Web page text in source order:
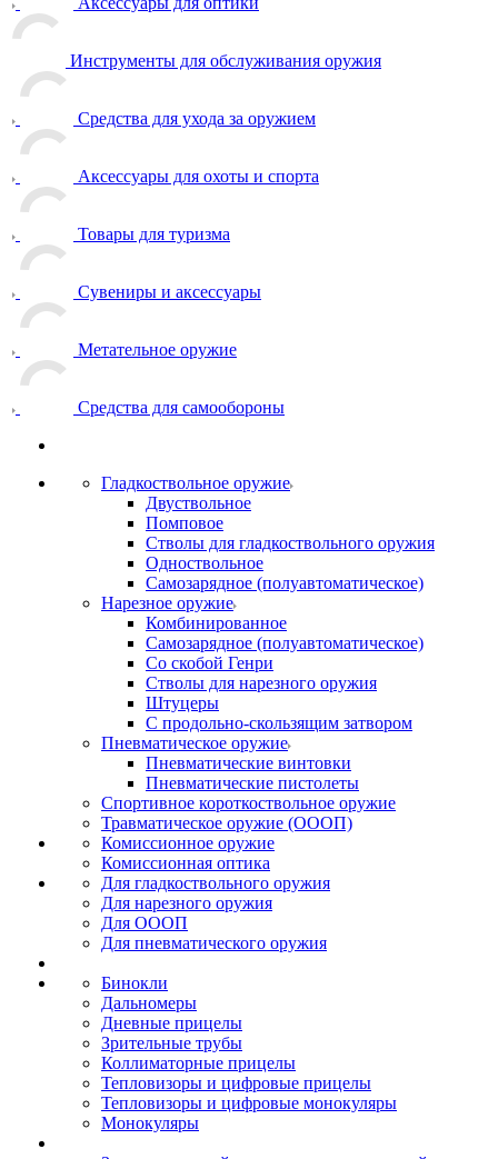
Инструменты для обслуживания оружия
Средства для ухода за оружием
Аксессуары для охоты и спорта
Товары для туризма
Сувениры и аксессуары
Метательное оружие
Средства для самообороны
Гладкоствольное оружие
Двуствольное
Помповое
Стволы для гладкоствольного оружия
Одноствольное
Самозарядное (полуавтоматическое)
Нарезное оружие
Комбинированное
Самозарядное (полуавтоматическое)
Со скобой Генри
Стволы для нарезного оружия
Штуцеры
С продольно-скользящим затвором
Пневматическое оружие
Пневматические винтовки
Пневматические пистолеты
Спортивное короткоствольное оружие
Травматическое оружие (ОООП)
Комиссионное оружие
Комиссионная оптика
Для гладкоствольного оружия
Для нарезного оружия
Для ОООП
Для пневматического оружия
Бинокли
Дальномеры
Дневные прицелы
Зрительные трубы
Коллиматорные прицелы
Тепловизоры и цифровые прицелы
Тепловизоры и цифровые монокуляры
Монокуляры